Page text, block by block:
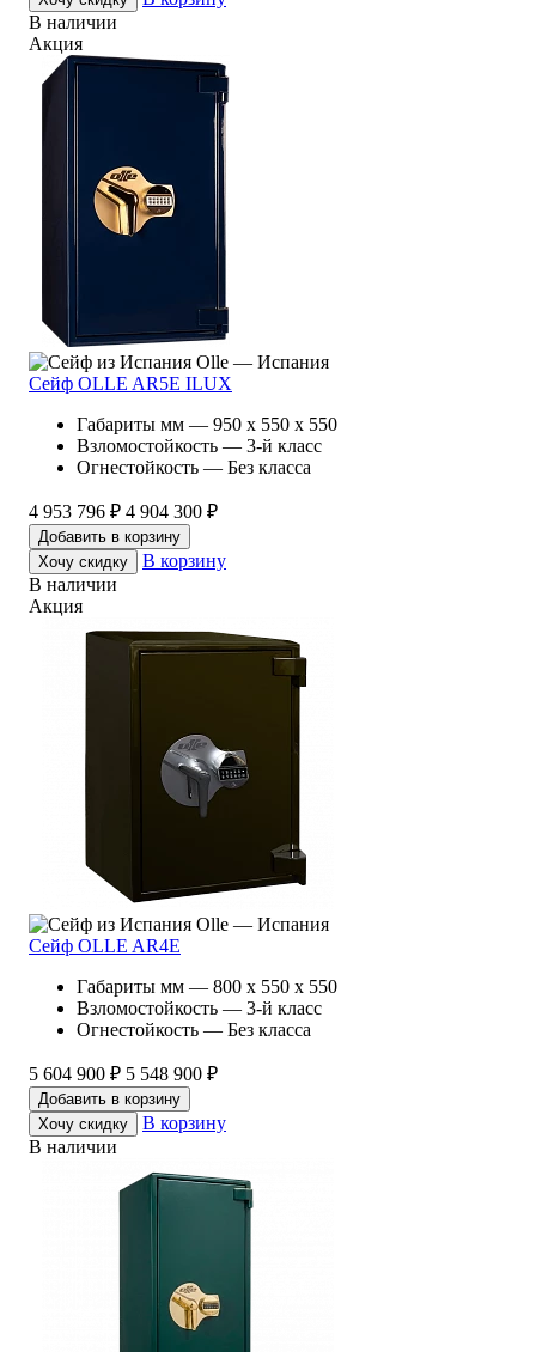
В наличии
Акция
Olle — Испания
Сейф OLLE AR5E ILUX
Габариты мм — 950 x 550 x 550
Взломостойкость — 3-й класс
Огнестойкость — Без класса
4 953 796 ₽ 4 904 300 ₽
Добавить в корзину
Хочу скидку
В корзину
В наличии
Акция
Olle — Испания
Сейф OLLE AR4E
Габариты мм — 800 x 550 x 550
Взломостойкость — 3-й класс
Огнестойкость — Без класса
5 604 900 ₽ 5 548 900 ₽
Добавить в корзину
Хочу скидку
В корзину
В наличии